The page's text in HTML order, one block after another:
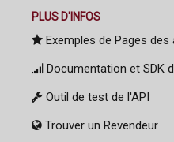
PLUS D'INFOS
Exemples de Pages
Documentation et SDK
Outil de test de l'API
Trouver un Revendeur